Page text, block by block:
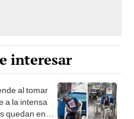
interesar
al tomar
a la intensa
quedan en